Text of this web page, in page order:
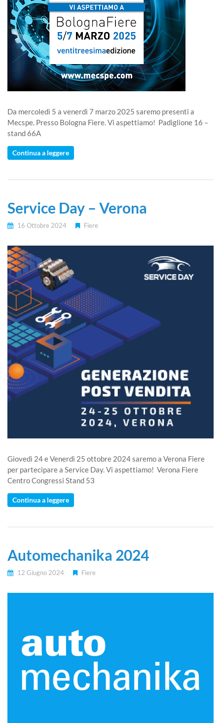
Da mercoledì 5 a venerdì 7 marzo 2025 saremo presenti a
Mecspe. Presso Bologna Fiere. Vi aspettiamo! Padiglione 16 –
stand 66A
Continua a leggere
Service Day – Verona
16 Ottobre 2024 Fiere
Giovedì 24 e Venerdì 25 ottobre 2024 saremo a Verona Fiere
per partecipare a Service Day. Vi aspettiamo! Verona Fiere
Centro Congressi Stand 53
Continua a leggere
Automechanika 2024
12 Giugno 2024 Fiere